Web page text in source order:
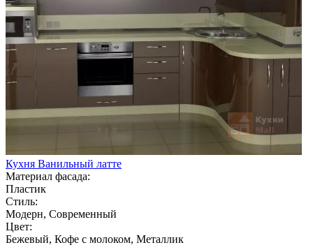
Кухня Ванильный латте
Материал фасада:
Пластик
Стиль:
Модерн, Современный
Цвет:
Бежевый, Кофе с молоком, Металлик